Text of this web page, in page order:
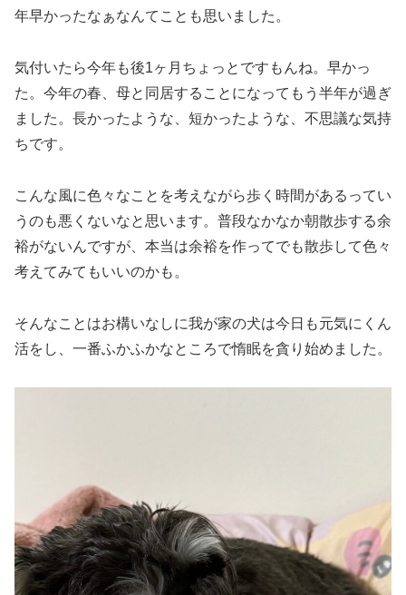
年早かったなぁなんてことも思いました。
気付いたら今年も後1ヶ月ちょっとですもんね。早かっ
た。今年の春、母と同居することになってもう半年が過ぎ
ました。長かったような、短かったような、不思議な気持
ちです。
こんな風に色々なことを考えながら歩く時間があるってい
うのも悪くないなと思います。普段なかなか朝散歩する余
裕がないんですが、本当は余裕を作ってでも散歩して色々
考えてみてもいいのかも。
そんなことはお構いなしに我が家の犬は今日も元気にくん
活をし、一番ふかふかなところで惰眠を貪り始めました。